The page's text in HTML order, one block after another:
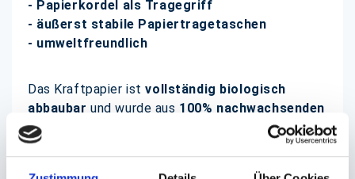
- Papierkordel als Tragegriff
- äußerst stabile Papiertragetaschen
- umweltfreundlich
Das Kraftpapier istvollständig biologisch
abbaubar und wurde aus 100% nachwachsenden
Rohstoffen